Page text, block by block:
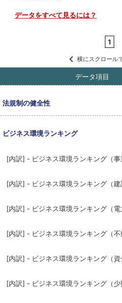
データをすべて見るには？
1
横にスクロール
データ項目
法規制の健全性
ビジネス環境ランキング
[内訳] - ビジネス環境ランキング（事
[内訳] - ビジネス環境ランキング（建
[内訳] - ビジネス環境ランキング（電
[内訳] - ビジネス環境ランキング（不
[内訳] - ビジネス環境ランキング（資
[内訳] - ビジネス環境ランキング（少